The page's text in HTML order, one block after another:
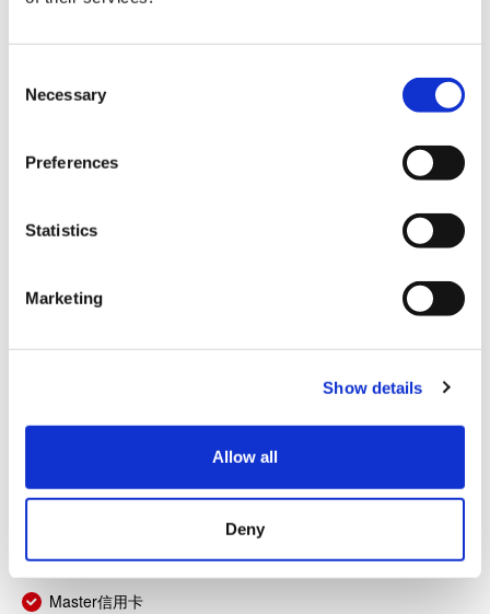
Necessary
Preferences
Statistics
Marketing
Show details
Allow all
Deny
其他
VISA信用卡
Master信用卡